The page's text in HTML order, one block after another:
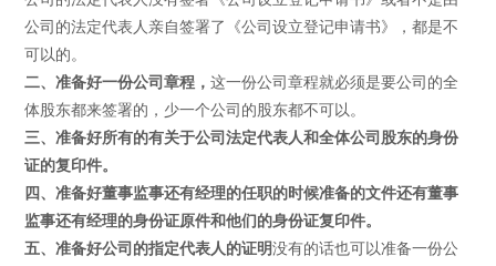
公司的法定代表人亲自签署了《公司设立登记申请书》，都是不
可以的。
二、准备好一份公司章程，这一份公司章程就必须是要公司的全
体股东都来签署的，少一个公司的股东都不可以。
三、准备好所有的有关于公司法定代表人和全体公司股东的身份
证的复印件。
四、准备好董事监事还有经理的任职的时候准备的文件还有董事
监事还有经理的身份证原件和他们的身份证复印件。
五、准备好公司的指定代表人的证明没有的话也可以准备一份公